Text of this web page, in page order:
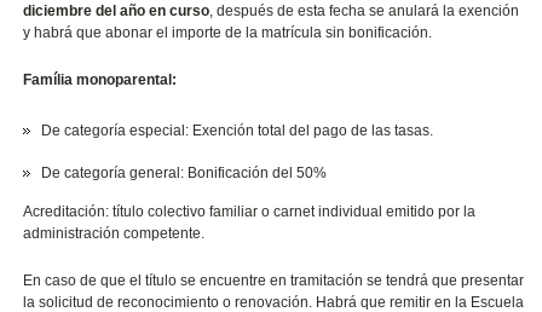
diciembre del año en curso, después de esta fecha se anulará la exención
y habrá que abonar el importe de la matrícula sin bonificación.
Família monoparental:
De categoría especial: Exención total del pago de las tasas.
De categoría general: Bonificación del 50%
Acreditación: título colectivo familiar o carnet individual emitido por la
administración competente.
En caso de que el título se encuentre en tramitación se tendrá que presentar
la solicitud de reconocimiento o renovación. Habrá que remitir en la Escuela